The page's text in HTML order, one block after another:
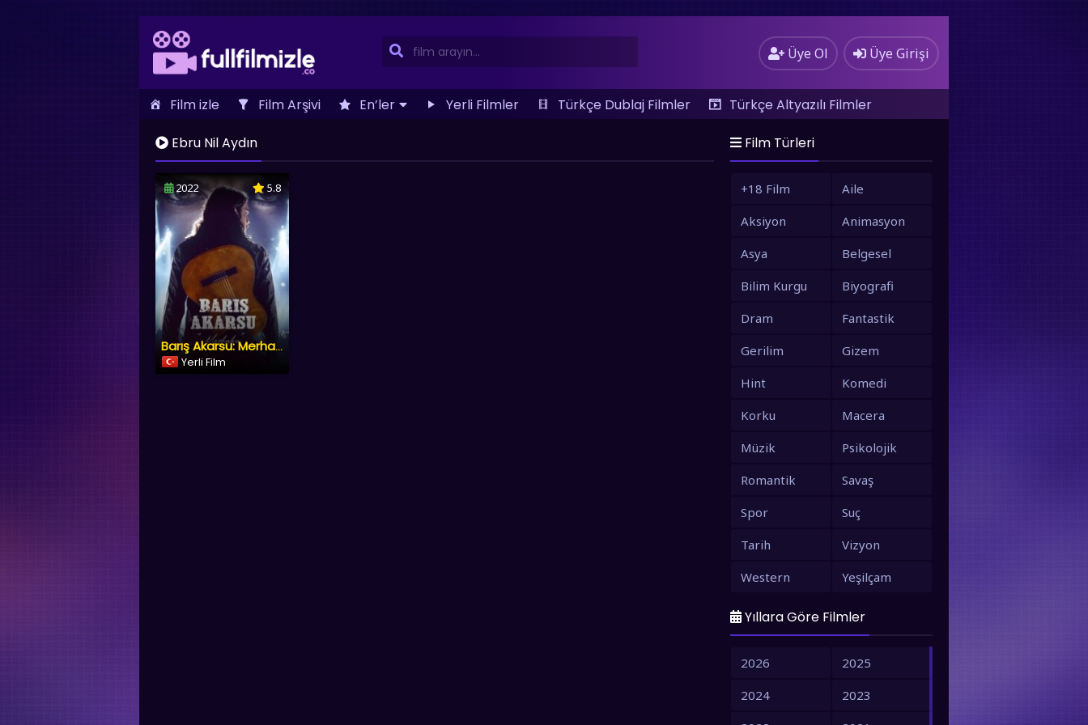
Üye Ol Üye Girişi
Film izle Film Arşivi En’ler Yerli Filmler Türkçe Dublaj Filmler
Türkçe Altyazılı Filmler
İletişim
Ebru Nil Aydın
2022 5.8
Barış Akarsu: Merhaba
Yerli Film
Film Türleri
+18 Film
Aile
Aksiyon
Animasyon
Asya
Belgesel
Bilim Kurgu
Biyografi
Dram
Fantastik
Gerilim
Gizem
Hint
Komedi
Korku
Macera
Müzik
Psikolojik
Romantik
Savaş
Spor
Suç
Tarih
Vizyon
Western
Yeşilçam
Yıllara Göre Filmler
2026
2025
2024
2023